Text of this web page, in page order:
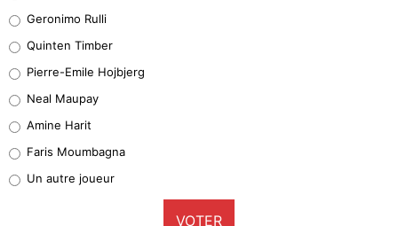
32%
5%
1%
9%
Geronimo Rulli
Quinten Timber
Pierre-Emile Hojbjerg
Neal Maupay
Amine Harit
Faris Moumbagna
Un autre joueur
VOTER